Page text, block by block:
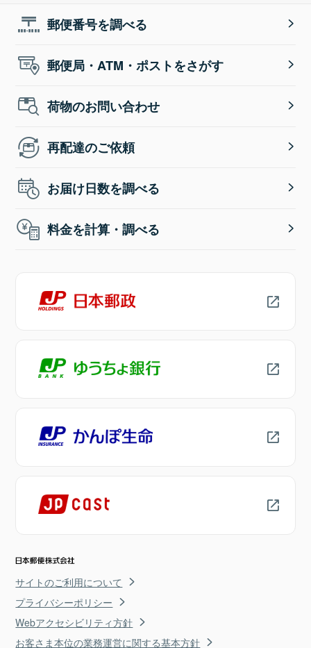
郵便番号を調べる
郵便局・ATM・ポストをさがす
荷物のお問い合わせ
再配達のご依頼
お届け日数を調べる
料金を計算・調べる
サイトのご利用について
プライバシーポリシー
Webアクセシビリティ方針
お客さま本位の業務運営に関する基本方針